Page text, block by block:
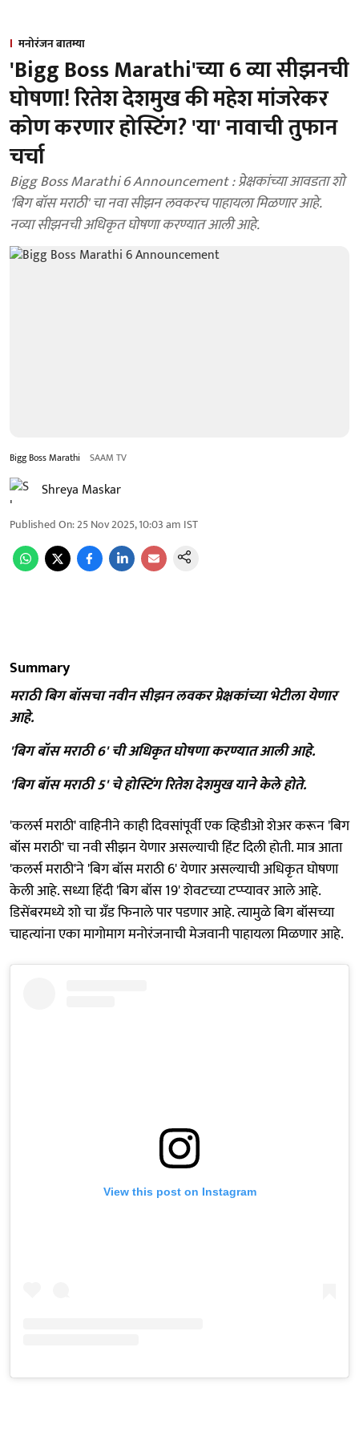
मनोरंजन बातम्या
'Bigg Boss Marathi'च्या 6 व्या सीझनची
घोषणा! रितेश देशमुख की महेश मांजरेकर
कोण करणार होस्टिंग? 'या' नावाची तुफान
चर्चा
Bigg Boss Marathi 6 Announcement : प्रेक्षकांच्या आवडता शो
'बिग बॉस मराठी' चा नवा सीझन लवकरच पाहायला मिळणार आहे.
नव्या सीझनची अधिकृत घोषणा करण्यात आली आहे.
Bigg Boss Marathi SAAM TV
Shreya Maskar
Published On:25 Nov 2025, 10:03 am IST
Summary
मराठी बिग बॉसचा नवीन सीझन लवकर प्रेक्षकांच्या भेटीला येणार
आहे.
'बिग बॉस मराठी 6' ची अधिकृत घोषणा करण्यात आली आहे.
'बिग बॉस मराठी 5' चे होस्टिंग रितेश देशमुख याने केले होते.
'कलर्स मराठी' वाहिनीने काही दिवसांपूर्वी एक व्हिडीओ शेअर करून 'बिग
बॉस मराठी' चा नवी सीझन येणार असल्याची हिंट दिली होती. मात्र आता
'कलर्स मराठी'ने 'बिग बॉस मराठी 6' येणार असल्याची अधिकृत घोषणा
केली आहे. सध्या हिंदी 'बिग बॉस 19' शेवटच्या टप्प्यावर आले आहे.
डिसेंबरमध्ये शो चा ग्रँड फिनाले पार पडणार आहे. त्यामुळे बिग बॉसच्या
चाहत्यांना एका मागोमाग मनोरंजनाची मेजवानी पाहायला मिळणार आहे.
View this post on Instagram